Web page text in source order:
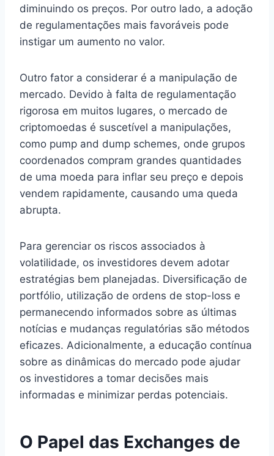
diminuindo os preços. Por outro lado, a adoção
de regulamentações mais favoráveis pode
instigar um aumento no valor.
Outro fator a considerar é a manipulação de
mercado. Devido à falta de regulamentação
rigorosa em muitos lugares, o mercado de
criptomoedas é suscetível a manipulações,
como pump and dump schemes, onde grupos
coordenados compram grandes quantidades
de uma moeda para inflar seu preço e depois
vendem rapidamente, causando uma queda
abrupta.
Para gerenciar os riscos associados à
volatilidade, os investidores devem adotar
estratégias bem planejadas. Diversificação de
portfólio, utilização de ordens de stop-loss e
permanecendo informados sobre as últimas
notícias e mudanças regulatórias são métodos
eficazes. Adicionalmente, a educação contínua
sobre as dinâmicas do mercado pode ajudar
os investidores a tomar decisões mais
informadas e minimizar perdas potenciais.
O Papel das Exchanges de